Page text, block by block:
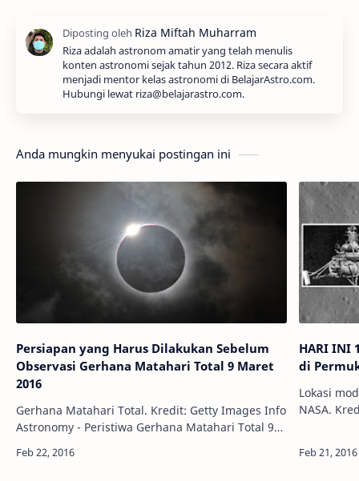
Riza adalah astronom amatir yang telah menulis
konten astronomi sejak tahun 2012. Riza secara aktif
menjadi mentor kelas astronomi di BelajarAstro.com.
Hubungi lewat riza@belajarastro.com.
Anda mungkin menyukai postingan ini
Persiapan yang Harus Dilakukan Sebelum
Observasi Gerhana Matahari Total 9 Maret
2016
Gerhana Matahari Total. Kredit: Getty Images Info
Astronomy - Peristiwa Gerhana Matahari Total 9
telah menyebar di mana-mana. S…
HARI INI
di
Lokasi
NASA. Kredit: NASA